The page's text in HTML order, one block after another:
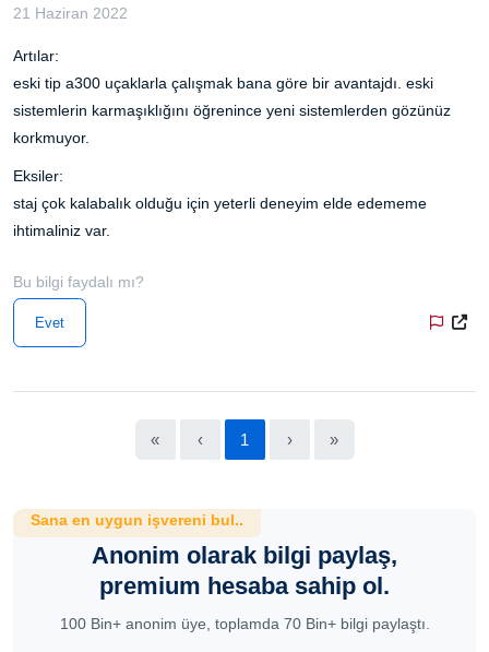
21 Haziran 2022
Artılar:
eski tip a300 uçaklarla çalışmak bana göre bir avantajdı. eski
sistemlerin karmaşıklığını öğrenince yeni sistemlerden gözünüz
korkmuyor.
Eksiler:
staj çok kalabalık olduğu için yeterli deneyim elde edememe
ihtimaliniz var.
Bu bilgi faydalı mı?
Evet
« ‹ 1 › »
Sana en uygun işvereni bul..
Anonim olarak bilgi paylaş,
premium hesaba sahip ol.
100 Bin+ anonim üye, toplamda 70 Bin+ bilgi paylaştı.